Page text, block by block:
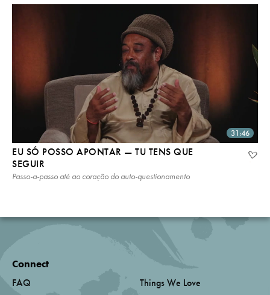
31:46
EU SÓ POSSO APONTAR — TU TENS QUE
SEGUIR
Passo-a-passo até ao coração do auto-questionamento
Connect
FAQ
Things We Love